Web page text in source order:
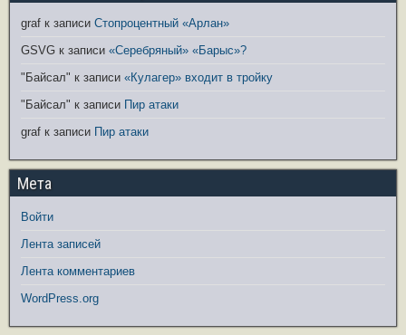
graf к записи Стопроцентный «Арлан»
GSVG к записи «Серебряный» «Барыс»?
"Байсал" к записи «Кулагер» входит в тройку
"Байсал" к записи Пир атаки
graf к записи Пир атаки
Мета
Войти
Лента записей
Лента комментариев
WordPress.org